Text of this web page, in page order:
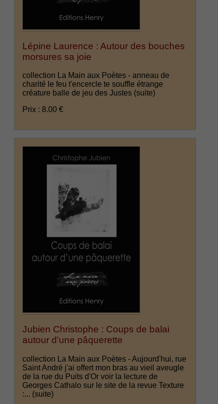
Lépine Laurence : Autour des bouches
morsures sa joie
collection La Main aux Poètes - anneau de
charité le feu t'encercle te souffle étrange
créature balle de jeu des Justes (suite)
Prix : 8.00 €
Jubien Christophe : Coups de balai
autour d'une pâquerette
collection La Main aux Poètes - Aujourd'hui, rue
Saint André j'ai offert mon bras au vieil aveugle
de la rue du Puits d'Or voir la lecture de
Georges Cathalo sur le site de la revue Texture
:... (suite)